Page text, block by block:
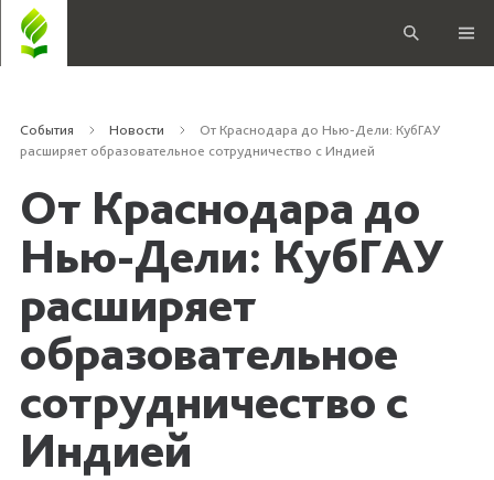
События Новости
От Краснодара до Нью-Дели: КубГАУ
расширяет образовательное сотрудничество с Индией
От Краснодара до
Нью-Дели: КубГАУ
расширяет
образовательное
сотрудничество с
Индией